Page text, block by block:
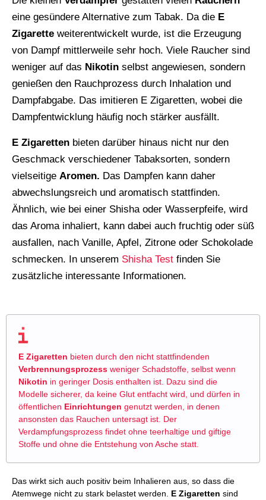
eine gesündere Alternative zum Tabak. Da die E
Zigarette weiterentwickelt wurde, ist die Erzeugung
von Dampf mittlerweile sehr hoch. Viele Raucher sind
weniger auf das Nikotin selbst angewiesen, sondern
genießen den Rauchprozess durch Inhalation und
Dampfabgabe. Das imitieren E Zigaretten, wobei die
Dampfentwicklung häufig noch stärker ausfällt.
E Zigaretten bieten darüber hinaus nicht nur den
Geschmack verschiedener Tabaksorten, sondern
vielseitige Aromen. Das Dampfen kann daher
abwechslungsreich und aromatisch stattfinden.
Ähnlich, wie bei einer Shisha oder Wasserpfeife, wird
das Aroma inhaliert, kann dabei auch fruchtig oder süß
ausfallen, nach Vanille, Apfel, Zitrone oder Schokolade
schmecken. In unserem Shisha Test finden Sie
zusätzliche interessante Informationen.
E Zigaretten bieten durch den nicht stattfindenden
Verbrennungsprozess weniger Schadstoffe, selbst wenn
Nikotin in geringer Dosis enthalten ist. Dazu sind die
Modelle sicherer, da keine Glut entfacht wird, und dürfen in
öffentlichen Einrichtungen genutzt werden, in denen
ansonsten das Rauchen untersagt ist. Der
Verdampfungsprozess findet ohne teerhaltige und giftige
Stoffe und ohne die Entstehung von Asche statt.
Das wirkt sich auch positiv beim Inhalieren aus, so dass die
Atemwege nicht zu stark belastet werden. E Zigaretten sind